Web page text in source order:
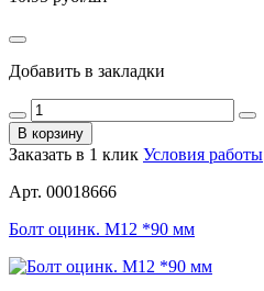
Добавить в закладки
В корзину
Заказать в 1 клик Условия работы
Арт. 00018666
Болт оцинк. М12 *90 мм